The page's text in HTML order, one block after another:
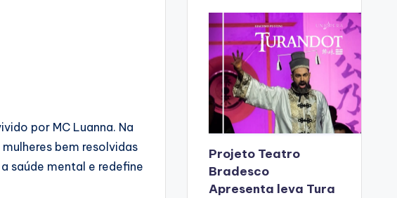
por MC Luanna. Na
bem resolvidas
saúde mental e redefine
Projeto Teatro
Bradesco
Apresenta leva Tura